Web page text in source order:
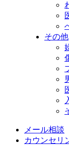
その他
メール相談
カウンセリ